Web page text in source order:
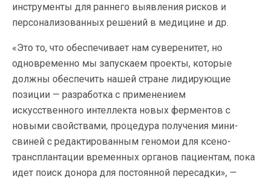
инструменты для раннего выявления рисков и
персонализованных решений в медицине и др.
«Это то, что обеспечивает нам суверенитет, но
одновременно мы запускаем проекты, которые
должны обеспечить нашей стране лидирующие
позиции — разработка с применением
искусственного интеллекта новых ферментов с
новыми свойствами, процедура получения мини-
свиней с редактированным геномои для ксено-
трансплантации временных органов пациентам, пока
идет поиск донора для постоянной пересадки», —